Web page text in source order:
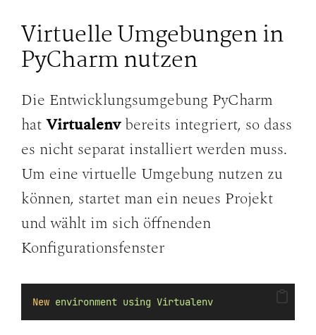
Virtuelle Umgebungen in
PyCharm nutzen
Die Entwicklungsumgebung PyCharm
hatVirtualenvbereits integriert, so dass
es nicht separat installiert werden muss.
Um eine virtuelle Umgebung nutzen zu
können, startet man ein neues Projekt
und wählt im sich öffnenden
Konfigurationsfenster
New environment using Virtualenv